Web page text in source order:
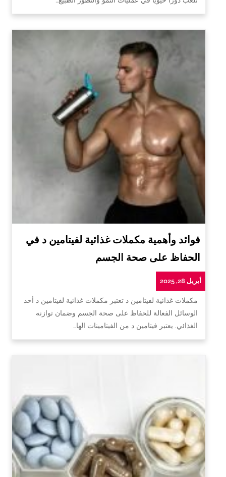
فوائد وأهمية مكملات غذائية لفيتامين د في
الحفاظ على صحة الجسم
أبريل 28, 2025
مكملات غذائية لفيتامين د تعتبر مكملات غذائية لفيتامين د أحد
الوسائل الفعالة للحفاظ على صحة الجسم وضمان توازنه
الغذائي. يعتبر فيتامين د من الفيتامينات الها…